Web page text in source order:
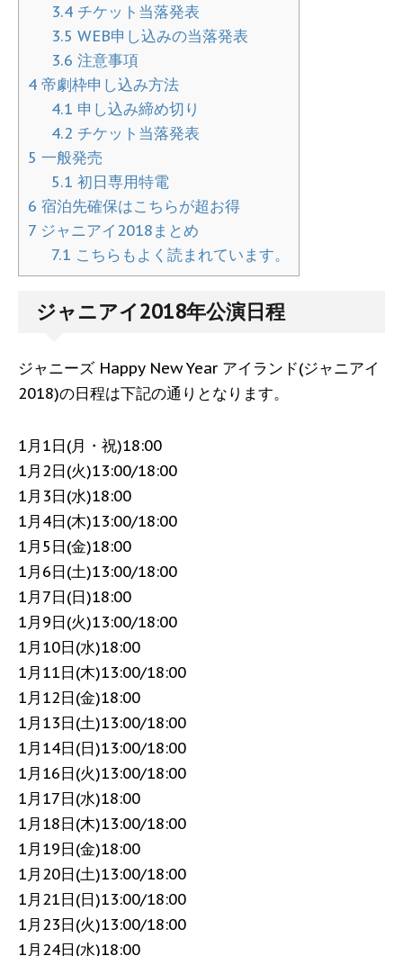
3.4チケット当落発表
3.5 WEB申し込みの当落発表
3.6 注意事項
4 帝劇枠申し込み方法
4.1 申し込み締め切り
4.2 チケット当落発表
5 一般発売
5.1 初日専用特電
6 宿泊先確保はこちらが超お得
7 ジャニアイ2018まとめ
7.1 こちらもよく読まれています。
ジャニアイ2018年公演日程
ジャニーズ Happy New Year アイランド(ジャニアイ
2018)の日程は下記の通りとなります。
1月1日(月・祝)18:00
1月2日(火)13:00/18:00
1月3日(水)18:00
1月4日(木)13:00/18:00
1月5日(金)18:00
1月6日(土)13:00/18:00
1月7日(日)18:00
1月9日(火)13:00/18:00
1月10日(水)18:00
1月11日(木)13:00/18:00
1月12日(金)18:00
1月13日(土)13:00/18:00
1月14日(日)13:00/18:00
1月16日(火)13:00/18:00
1月17日(水)18:00
1月18日(木)13:00/18:00
1月19日(金)18:00
1月20日(土)13:00/18:00
1月21日(日)13:00/18:00
1月23日(火)13:00/18:00
1月24日(水)18:00